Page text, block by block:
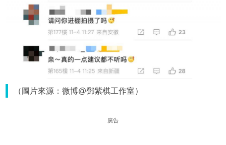
（圖片來源：微博@鄧紫棋工作室）
廣告